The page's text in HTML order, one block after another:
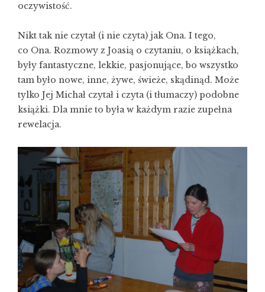
oczywistość.
Nikt tak nie czytał (i nie czyta) jak Ona. I tego,
co Ona. Rozmowy z Joasią o czytaniu, o książkach,
były fantastyczne, lekkie, pasjonujące, bo wszystko
tam było nowe, inne, żywe, świeże, skądinąd. Może
tylko Jej Michał czytał i czyta (i tłumaczy) podobne
książki. Dla mnie to była w każdym razie zupełna
rewelacja.